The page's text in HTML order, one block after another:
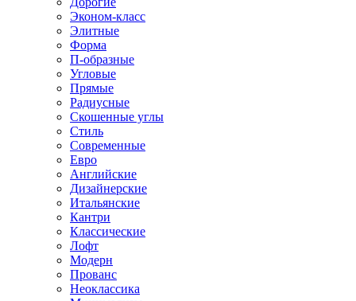
Эконом-класс
Элитные
Форма
П-образные
Угловые
Прямые
Радиусные
Скошенные углы
Стиль
Современные
Евро
Английские
Дизайнерские
Итальянские
Кантри
Классические
Лофт
Модерн
Прованс
Неоклассика